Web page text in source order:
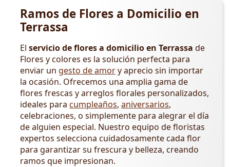
Ramos de Flores a Domicilio en
Terrassa
El servicio de flores a domicilio en Terrassa de
Flores y colores es la solución perfecta para
enviar un gesto de amory aprecio sin importar
la ocasión. Ofrecemos una amplia gama de
flores frescas y arreglos florales personalizados,
ideales para cumpleaños, aniversarios,
celebraciones, o simplemente para alegrar el día
de alguien especial. Nuestro equipo de floristas
expertos selecciona cuidadosamente cada flor
para garantizar su frescura y belleza, creando
ramos que impresionan.